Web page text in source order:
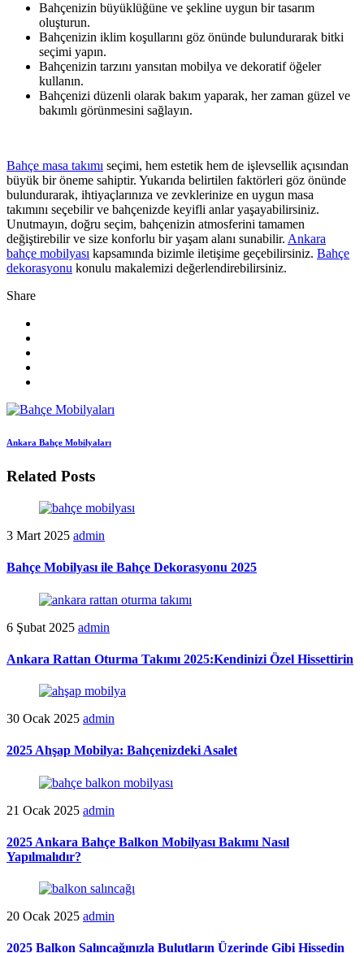
Bahçenizin büyüklüğüne ve şekline uygun bir tasarım
oluşturun.
Bahçenizin iklim koşullarını göz önünde bulundurarak bitki
seçimi yapın.
Bahçenizin tarzını yansıtan mobilya ve dekoratif öğeler
kullanın.
Bahçenizi düzenli olarak bakım yaparak, her zaman güzel ve
bakımlı görünmesini sağlayın.
Bahçe masa takımı seçimi, hem estetik hem de işlevsellik açısından
büyük bir öneme sahiptir. Yukarıda belirtilen faktörleri göz önünde
bulundurarak, ihtiyaçlarınıza ve zevklerinize en uygun masa
takımını seçebilir ve bahçenizde keyifli anlar yaşayabilirsiniz.
Unutmayın, doğru seçim, bahçenizin atmosferini tamamen
değiştirebilir ve size konforlu bir yaşam alanı sunabilir. Ankara
bahçe mobilyası kapsamında bizimle iletişime geçebilirsiniz. Bahçe
dekorasyonu konulu makalemizi değerlendirebilirsiniz.
Share
Ankara Bahçe Mobilyaları
Related Posts
3 Mart 2025 admin
Bahçe Mobilyası ile Bahçe Dekorasyonu 2025
6 Şubat 2025 admin
Ankara Rattan Oturma Takımı 2025:Kendinizi Özel Hissettirin
30 Ocak 2025 admin
2025 Ahşap Mobilya: Bahçenizdeki Asalet
21 Ocak 2025 admin
2025 Ankara Bahçe Balkon Mobilyası Bakımı Nasıl
Yapılmalıdır?
20 Ocak 2025 admin
2025 Balkon Salıncağınızla Bulutların Üzerinde Gibi Hissedin